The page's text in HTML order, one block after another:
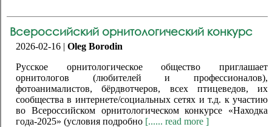
Всероссийский орнитологический конкурс
2026-02-16 | Oleg Borodin
Русское орнитологическое общество приглашает
орнитологов (любителей и профессионалов),
фотоанималистов, бёрдвотчеров, всех птицеведов, их
сообщества в интернете/социальных сетях и т.д. к участию
во Всероссийском орнитологическом конкурсе «Находка
года-2025» (условия подробно [...... read more ]